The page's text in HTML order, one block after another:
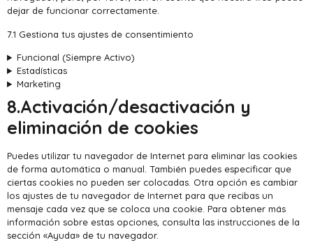
dejar de funcionar correctamente.
7.1 Gestiona tus ajustes de consentimiento
Funcional (Siempre Activo)
Estadísticas
Marketing
8.Activación/desactivación y
eliminación de cookies
Puedes utilizar tu navegador de Internet para eliminar las cookies
de forma automática o manual. También puedes especificar que
ciertas cookies no pueden ser colocadas. Otra opción es cambiar
los ajustes de tu navegador de Internet para que recibas un
mensaje cada vez que se coloca una cookie. Para obtener más
información sobre estas opciones, consulta las instrucciones de la
sección «Ayuda» de tu navegador.